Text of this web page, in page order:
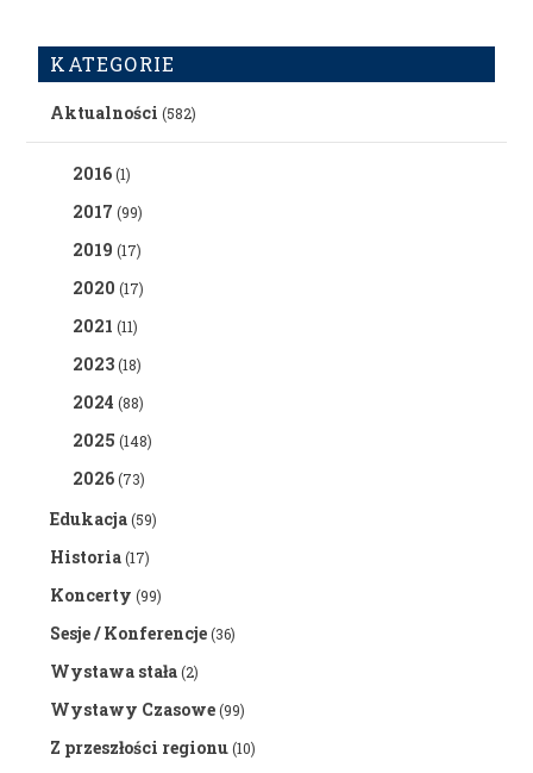
KATEGORIE
Aktualności (582)
2016(1)
2017 (99)
2019 (17)
2020 (17)
2021 (11)
2023(18)
2024 (88)
2025 (148)
2026(73)
Edukacja(59)
Historia(17)
Koncerty (99)
Sesje / Konferencje(36)
Wystawa stała(2)
Wystawy Czasowe(99)
Z przeszłości regionu(10)